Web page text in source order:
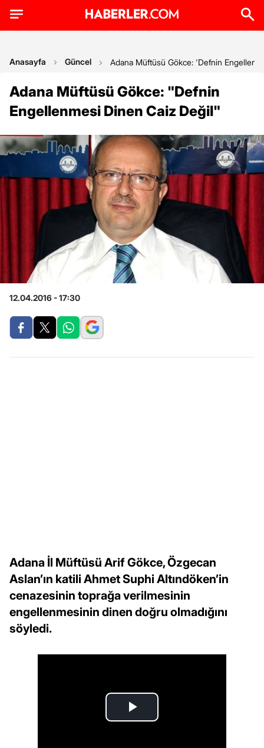
Anasayfa Güncel Adana Müftüsü Gökce: 'Defnin
Adana Müftüsü Gökce: "Defnin
Engellenmesi Dinen Caiz Değil"
12.04.2016 - 17:30
Adana İl Müftüsü Arif Gökce, Özgecan
Aslan’ın katili Ahmet Suphi Altındöken’in
cenazesinin toprağa verilmesinin
engellenmesinin dinen doğru olmadığını
söyledi.